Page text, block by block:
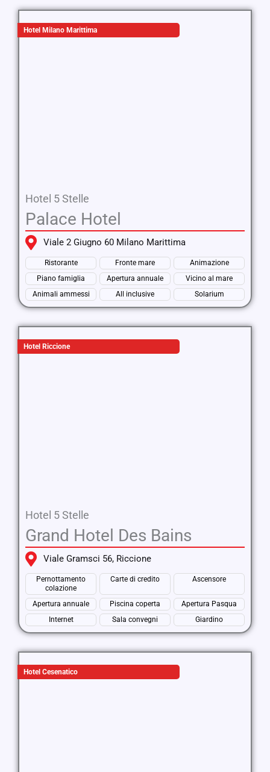
Hotel Milano Marittima
Hotel 5 Stelle
Palace Hotel
Viale 2 Giugno 60 Milano Marittima
Ristorante Fronte mare
Animazione
Piano famiglia
Apertura annuale
Vicino al mare
Animali ammessi
All inclusive Solarium
Hotel Riccione
Hotel 5 Stelle
Grand Hotel Des Bains
Viale Gramsci 56, Riccione
Pernottamento
colazione
Carte di credito Ascensore
Apertura annuale Piscina coperta
Apertura Pasqua
Internet
Sala convegni Giardino
Hotel Cesenatico